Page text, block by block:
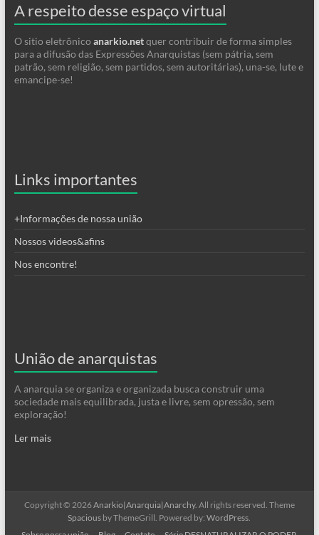
A respeito desse espaço virtual
O sitio eletrônico anarkio.netquer contribuir de forma simples
para a difusão das Expressões Anarquistas (sem pátria, sem
patrão, sem religião, sem partidos, sem autoritárias), una-se, lute e
emancipe-se!
Links importantes
+Informações de nossa união
Nossos videos&afins
Nos encontre!
União de anarquistas
A anarquia se organiza e organizada busca construir uma
sociedade mais equilibrada, justa e livre, sem opressão, sem
exploração!
Ler mais
Copyright © 2026Anarkio|Anarquia|Anarchy. All rights reserved. Theme
Spacious by ThemeGrill. Powered by:WordPress.